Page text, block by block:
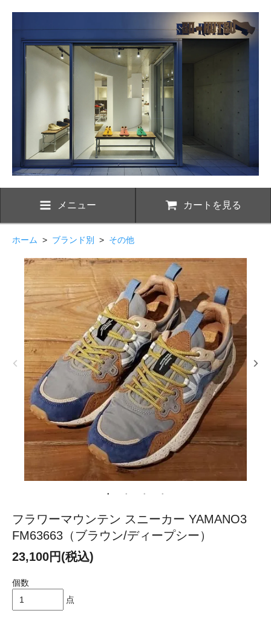
メニュー カートを見る
ホーム > ブランド別 > その他
フラワーマウンテン スニーカー YAMANO3
FM63663（ブラウン/ディープシー）
23,100円(税込)
個数
点